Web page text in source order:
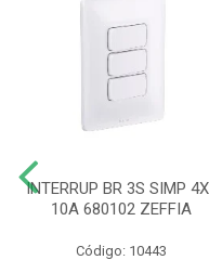
INTERRUP BR 3S SIMP
10A 680102 ZEFFIA
Código: 10443